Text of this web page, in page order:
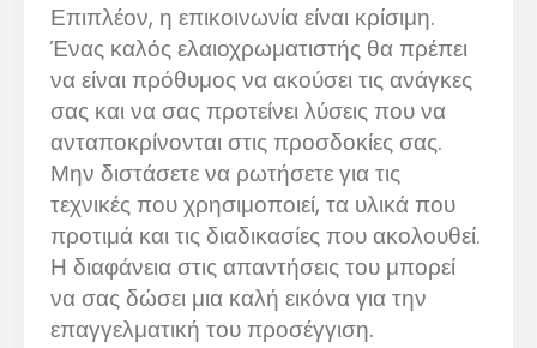
Επιπλέον, η επικοινωνία είναι κρίσιμη.
Ένας καλός ελαιοχρωματιστής θα πρέπει
να είναι πρόθυμος να ακούσει τις ανάγκες
σας και να σας προτείνει λύσεις που να
ανταποκρίνονται στις προσδοκίες σας.
Μην διστάσετε να ρωτήσετε για τις
τεχνικές που χρησιμοποιεί, τα υλικά που
προτιμά και τις διαδικασίες που ακολουθεί.
Η διαφάνεια στις απαντήσεις του μπορεί
να σας δώσει μια καλή εικόνα για την
επαγγελματική του προσέγγιση.